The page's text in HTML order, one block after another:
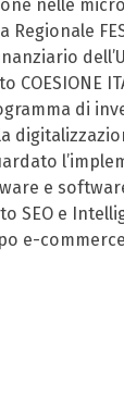
nelle
di
e
SEO e
e-commerce